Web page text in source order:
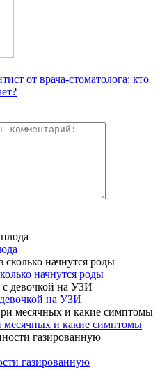
от врача-стоматолога: кто
начнутся роды
на УЗИ
месячных и какие симптомы
газированную